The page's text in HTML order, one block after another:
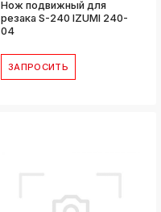
Нож подвижный для
резака S-240 IZUMI 240-
04
ЗАПРОСИТЬ